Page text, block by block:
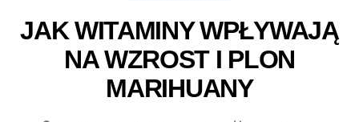
JAK WITAMINY WPŁYWAJĄ
NA WZROST I PLON
MARIHUANY